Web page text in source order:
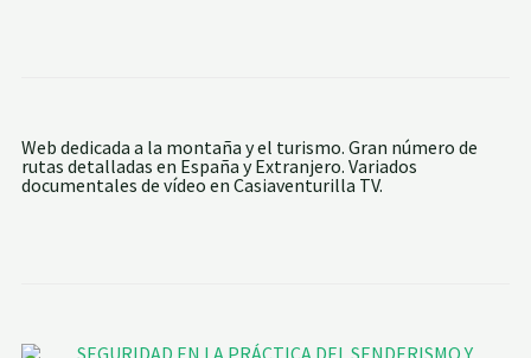
Web dedicada a la montaña y el turismo. Gran número de
rutas detalladas en España y Extranjero. Variados
documentales de vídeo en Casiaventurilla TV.